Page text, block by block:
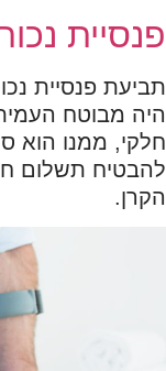
פנסיית
תביעת פנסיית
היה מבוטח
חלקי, ממנו הוא
להבטיח תשלום
הקרן.